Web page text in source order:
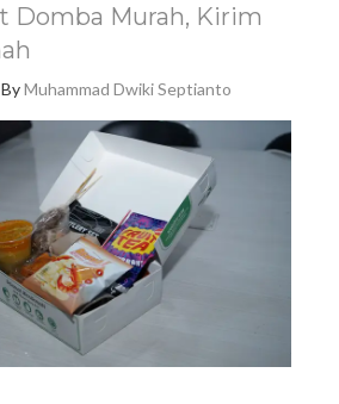
Domba Murah, Kirim
ByMuhammad Dwiki Septianto